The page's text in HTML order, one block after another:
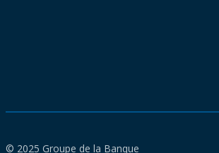
© 2025 Groupe de la Banque